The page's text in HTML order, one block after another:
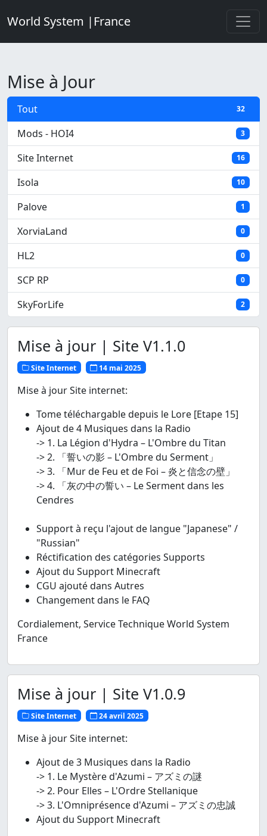
World System |France
Mise à Jour
Tout 32
Mods - HOI4 3
Site Internet 16
Isola 10
Palove 1
XorviaLand 0
HL2 0
SCP RP 0
SkyForLife 2
Mise à jour | Site V1.1.0
Site Internet 14 mai 2025
Mise à jour Site internet:
Tome téléchargable depuis le Lore [Etape 15]
Ajout de 4 Musiques dans la Radio
-> 1. La Légion d'Hydra – L'Ombre du Titan
-> 2. 「誓いの影 – L'Ombre du Serment」
-> 3. 「Mur de Feu et de Foi – 炎と信念の壁」
-> 4. 「灰の中の誓い – Le Serment dans les
Cendres
Support à reçu l'ajout de langue "Japanese" /
"Russian"
Réctification des catégories Supports
Ajout du Support Minecraft
CGU ajouté dans Autres
Changement dans le FAQ
Cordialement, Service Technique World System
France
Mise à jour | Site V1.0.9
Site Internet 24 avril 2025
Mise à jour Site internet:
Ajout de 3 Musiques dans la Radio
-> 1. Le Mystère d'Azumi – アズミの謎
-> 2. Pour Elles – L'Ordre Stellanique
-> 3. L'Omniprésence d'Azumi – アズミの忠誠
Ajout du Support Minecraft